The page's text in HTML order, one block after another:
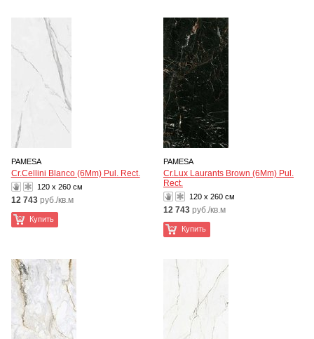
PAMESA
Cr.Cellini Blanco (6Mm) Pul. Rect.
120 x 260 см
12 743 руб./кв.м
Купить
PAMESA
Cr.Lux Laurants Brown (6Mm) Pul.
Rect.
120 x 260 см
12 743 руб./кв.м
Купить